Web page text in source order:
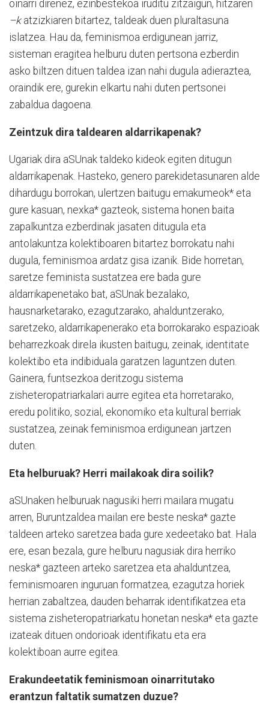
oinarri direnez, ezinbestekoa iruditu zitzaigun, hitzaren
–katzizkiaren bitartez, taldeak duen pluraltasuna
islatzea. Hau da, feminismoa erdigunean jarriz,
sisteman eragitea helburu duten pertsona ezberdin
asko biltzen dituen taldea izan nahi dugula adieraztea,
oraindik ere, gurekin elkartu nahi duten pertsonei
zabaldua dagoena.
Zeintzuk dira taldearen aldarrikapenak?
Ugariak dira aSUnak taldeko kideok egiten ditugun
aldarrikapenak. Hasteko, genero parekidetasunaren alde
dihardugu borrokan, ulertzen baitugu emakumeok* eta
gure kasuan, nexka* gazteok, sistema honen baita
zapalkuntza ezberdinak jasaten ditugula eta
antolakuntza kolektiboaren bitartez borrokatu nahi
dugula, feminismoa ardatz gisa izanik. Bide horretan,
saretze feminista sustatzea ere bada gure
aldarrikapenetako bat, aSUnak bezalako,
hausnarketarako, ezagutzarako, ahalduntzerako,
saretzeko, aldarrikapenerako eta borrokarako espazioak
beharrezkoak direla ikusten baitugu, zeinak, identitate
kolektibo eta indibiduala garatzen laguntzen duten.
Gainera, funtsezkoa deritzogu sistema
zisheteropatriarkalari aurre egitea eta horretarako,
eredu politiko, sozial, ekonomiko eta kultural berriak
sustatzea, zeinak feminismoa erdigunean jartzen
duten.
Eta helburuak? Herri mailakoak dira soilik?
aSUnaken helburuak nagusiki herri mailara mugatu
arren, Buruntzaldea mailan ere beste neska* gazte
taldeen arteko saretzea bada gure xedeetako bat. Hala
ere, esan bezala, gure helburu nagusiak dira herriko
neska* gazteen arteko saretzea eta ahalduntzea,
feminismoaren inguruan formatzea, ezagutza horiek
herrian zabaltzea, dauden beharrak identifikatzea eta
sistema zisheteropatriarkatu honetan neska* eta gazte
izateak dituen ondorioak identifikatu eta era
kolektiboan aurre egitea.
Erakundeetatik feminismoan oinarritutako
erantzun faltatik sumatzen duzue?